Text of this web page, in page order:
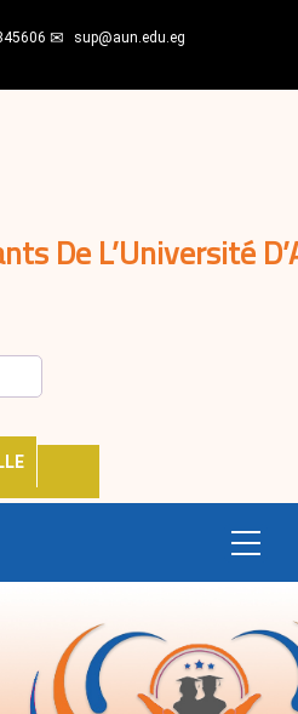
sup@aun.edu.eg
De L’Université